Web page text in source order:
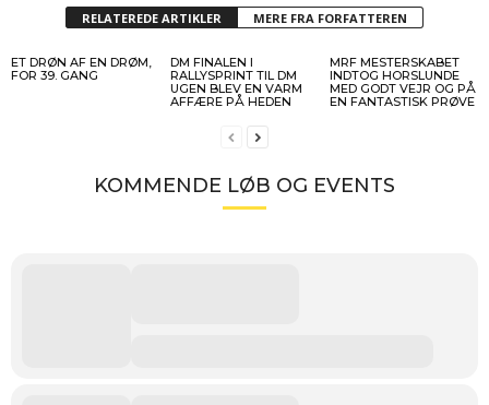
RELATEREDE ARTIKLER MERE FRA FORFATTEREN
ET DRØN AF EN DRØM,
FOR 39. GANG
DM FINALEN I
RALLYSPRINT TIL DM
UGEN BLEV EN VARM
AFFÆRE PÅ HEDEN
MRF MESTERSKABET
INDTOG HORSLUNDE
MED GODT VEJR OG PÅ
EN FANTASTISK PRØVE
KOMMENDE LØB OG EVENTS